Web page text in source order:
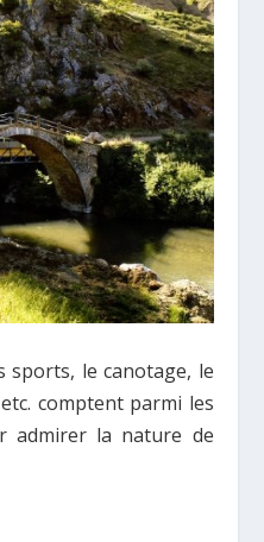
sports, le canotage, le
comptent parmi les
admirer la nature de